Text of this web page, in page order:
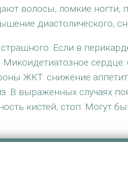
волосы, ломкие ногти,
диастолического,
Если в
ЖКТ: снижение
выраженных случаях
кистей, стоп. Могут